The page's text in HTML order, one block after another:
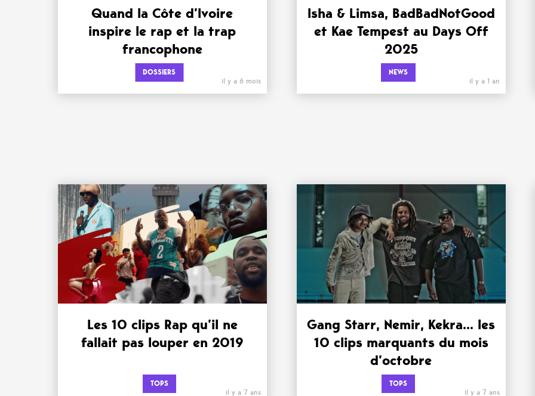
Quand la Côte d’Ivoire
inspire le rap et la trap
francophone
DOSSIERS
il y a 6 mois
Isha & Limsa, BadBadNotGood
et Kae Tempest au Days Off
2025
NEWS
il y a 1 an
Les 10 clips Rap qu’il ne
fallait pas louper en 2019
TOPS
il y a 7 ans
Gang Starr, Nemir, Kekra… les
10 clips marquants du mois
d’octobre
TOPS
il y a 7 ans